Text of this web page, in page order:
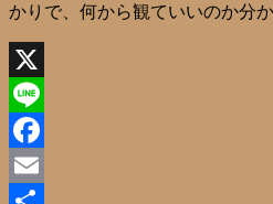
かりで、何から観ていいのか分
X
Line
Facebook